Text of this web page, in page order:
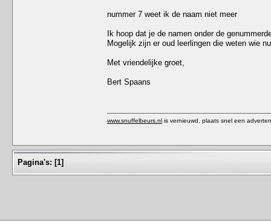
nummer 7 weet ik de naam niet meer
Ik hoop dat je de namen onder de
Mogelijk zijn er oud leerlingen die weten wie
Met vriendelijke groet,
Bert Spaans
www.snuffelbeurs.nl is vernieuwd, plaats snel een
Pagina's: [1]